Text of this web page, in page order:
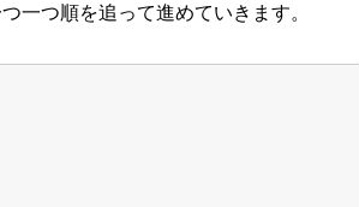
一つ順を追って進めていきます。